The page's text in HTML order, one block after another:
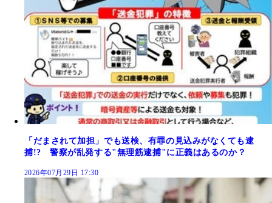
「だまされて加担」でも送検、有罪の見込みがなくても逮
捕!? 警察が乱発する"無理筋逮捕"に正義はあるのか？
2026年07月29日 17:30